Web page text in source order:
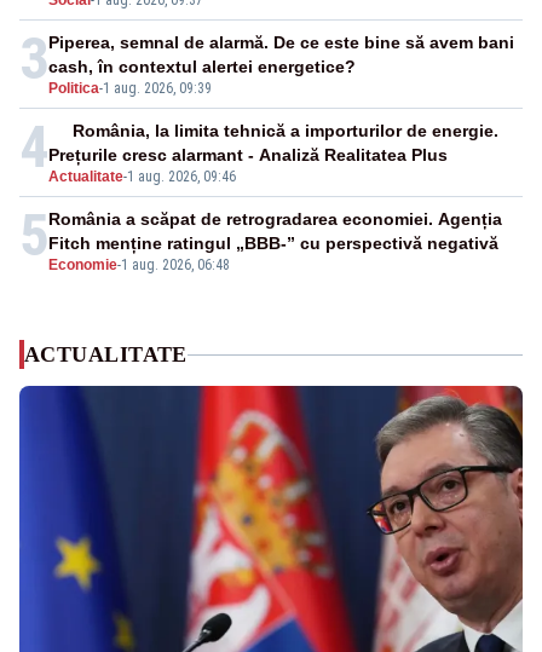
3 Politica-1 aug. 2026, 09:39
Piperea, semnal de alarmă. De ce este bine să avem bani
cash, în contextul alertei energetice?
4Actualitate-1 aug. 2026, 09:46
România, la limita tehnică a importurilor de energie.
Prețurile cresc alarmant - Analiză Realitatea Plus
5 Economie-1 aug. 2026, 06:48
România a scăpat de retrogradarea economiei. Agenția
Fitch menține ratingul „BBB-” cu perspectivă negativă
ACTUALITATE